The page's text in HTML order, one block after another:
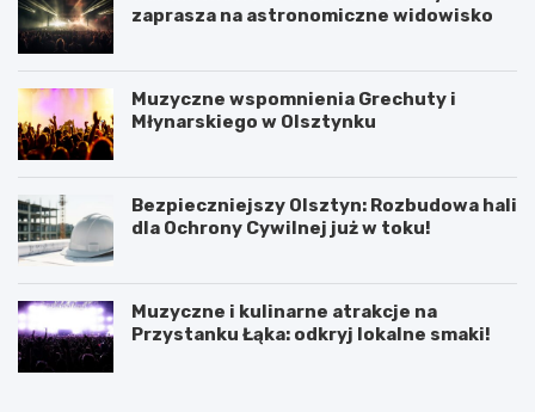
zaprasza na astronomiczne widowisko
Muzyczne wspomnienia Grechuty i
Młynarskiego w Olsztynku
Bezpieczniejszy Olsztyn: Rozbudowa hali
dla Ochrony Cywilnej już w toku!
Muzyczne i kulinarne atrakcje na
Przystanku Łąka: odkryj lokalne smaki!